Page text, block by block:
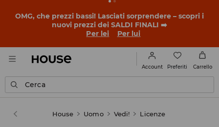
OMG, che prezzi bassi! Lasciati sorprendere – scopri i
nuovi prezzi dei SALDI FINALI ➡️
Per lei
Per lui
Account Preferiti Carrello
Cerca
House Uomo Vedi! Licenze